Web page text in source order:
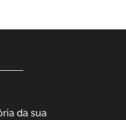
da sua